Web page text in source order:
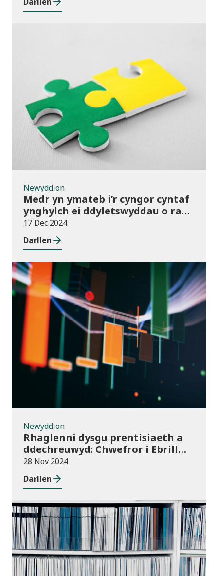
Newyddion
Newyddion
Medr yn ymateb i’r cyngor cyntaf
ynghylch ei ddyletswyddau o ran
y Gymraeg
17 Dec 2024
Darllen
Newyddion
Newyddion
Rhaglenni dysgu prentisiaeth a
ddechreuwyd: Chwefror i Ebrill
2024 (dros dro)
28 Nov 2024
Darllen